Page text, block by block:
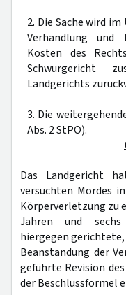
2. Die Sache wird
Verhandlung und
Kosten des
Schwurgericht
Landgerichts
3. Die
Abs. 2 StPO).
Das Landgericht
versuchten Mordes
Körperverletzung zu
Jahren und
hiergegen
Beanstandung der
geführte Revision
der Beschlussformel